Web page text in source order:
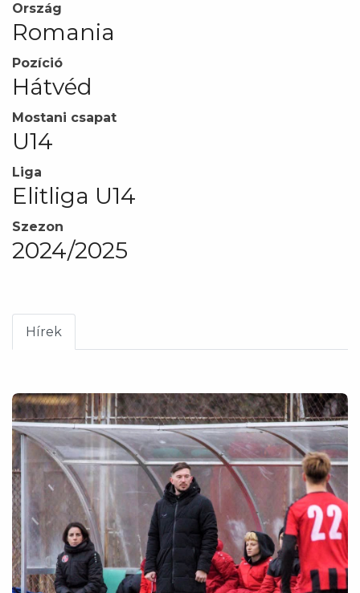
Ország
Romania
Pozíció
Hátvéd
Mostani csapat
U14
Liga
Elitliga U14
Szezon
2024/2025
Hírek